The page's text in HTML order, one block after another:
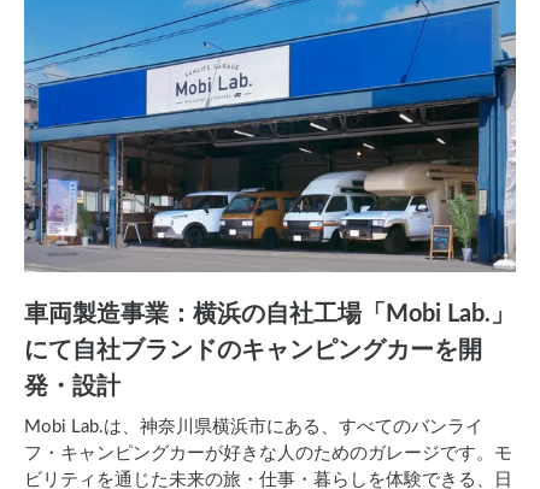
車両製造事業：横浜の自社工場「Mobi Lab.」
にて自社ブランドのキャンピングカーを開
発・設計
Mobi Lab.は、神奈川県横浜市にある、すべてのバンライ
フ・キャンピングカーが好きな人のためのガレージです。モ
ビリティを通じた未来の旅・仕事・暮らしを体験できる、日